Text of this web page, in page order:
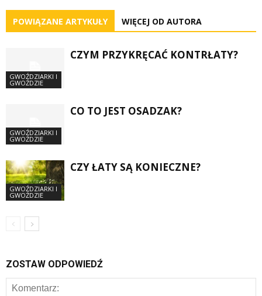
POWIĄZANE ARTYKUŁY WIĘCEJ OD AUTORA
GWOŹDZIARKI I
GWOŹDZIE
CZYM PRZYKRĘCAĆ KONTRŁATY?
GWOŹDZIARKI I
GWOŹDZIE
CO TO JEST OSADZAK?
GWOŹDZIARKI I
GWOŹDZIE
CZY ŁATY SĄ KONIECZNE?
ZOSTAW ODPOWIEDŹ